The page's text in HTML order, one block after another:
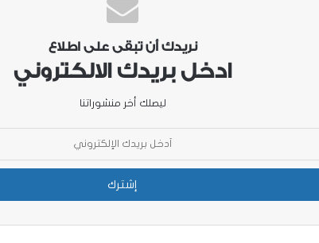
أيلول / 2020 .
نريدك أن تبقى على اطلاع
ادخل بريدك الالكتروني
ليصلك أخر منشوراتنا